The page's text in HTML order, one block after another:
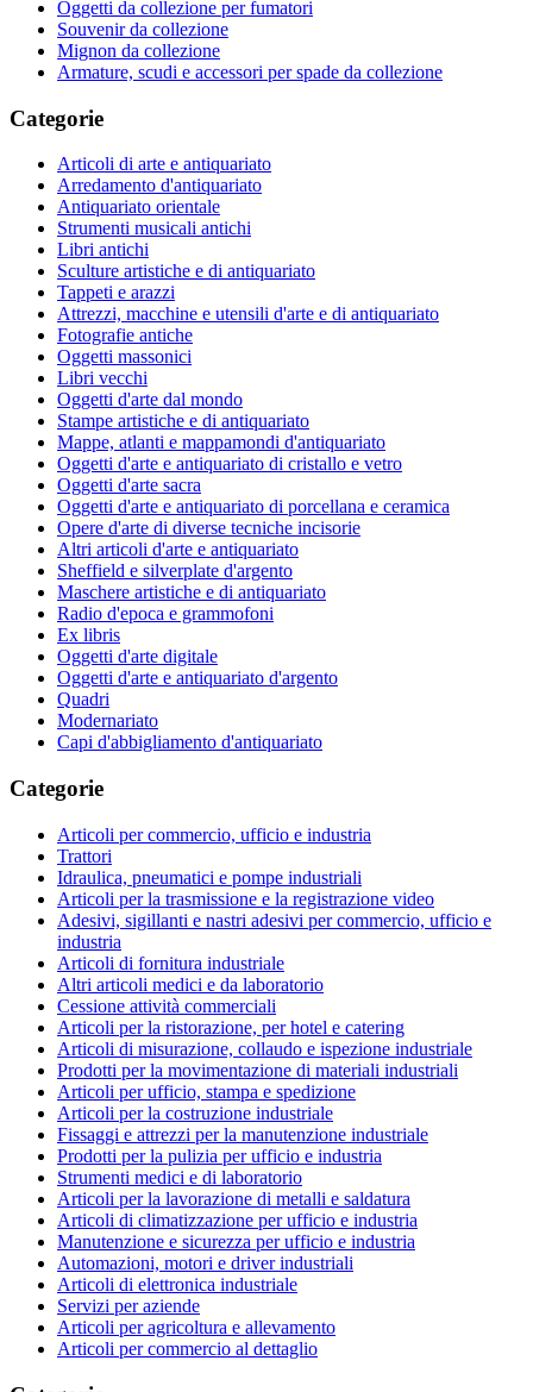
Oggetti da collezione per fumatori
Souvenir da collezione
Mignon da collezione
Armature, scudi e accessori per spade da collezione
Categorie
Articoli di arte e antiquariato
Arredamento d'antiquariato
Antiquariato orientale
Strumenti musicali antichi
Libri antichi
Sculture artistiche e di antiquariato
Tappeti e arazzi
Attrezzi, macchine e utensili d'arte e di antiquariato
Fotografie antiche
Oggetti massonici
Libri vecchi
Oggetti d'arte dal mondo
Stampe artistiche e di antiquariato
Mappe, atlanti e mappamondi d'antiquariato
Oggetti d'arte e antiquariato di cristallo e vetro
Oggetti d'arte sacra
Oggetti d'arte e antiquariato di porcellana e ceramica
Opere d'arte di diverse tecniche incisorie
Altri articoli d'arte e antiquariato
Sheffield e silverplate d'argento
Maschere artistiche e di antiquariato
Radio d'epoca e grammofoni
Ex libris
Oggetti d'arte digitale
Oggetti d'arte e antiquariato d'argento
Quadri
Modernariato
Capi d'abbigliamento d'antiquariato
Categorie
Articoli per commercio, ufficio e industria
Trattori
Idraulica, pneumatici e pompe industriali
Articoli per la trasmissione e la registrazione video
Adesivi, sigillanti e nastri adesivi per commercio, ufficio e
industria
Articoli di fornitura industriale
Altri articoli medici e da laboratorio
Cessione attività commerciali
Articoli per la ristorazione, per hotel e catering
Articoli di misurazione, collaudo e ispezione industriale
Prodotti per la movimentazione di materiali industriali
Articoli per ufficio, stampa e spedizione
Articoli per la costruzione industriale
Fissaggi e attrezzi per la manutenzione industriale
Prodotti per la pulizia per ufficio e industria
Strumenti medici e di laboratorio
Articoli per la lavorazione di metalli e saldatura
Articoli di climatizzazione per ufficio e industria
Manutenzione e sicurezza per ufficio e industria
Automazioni, motori e driver industriali
Articoli di elettronica industriale
Servizi per aziende
Articoli per agricoltura e allevamento
Articoli per commercio al dettaglio